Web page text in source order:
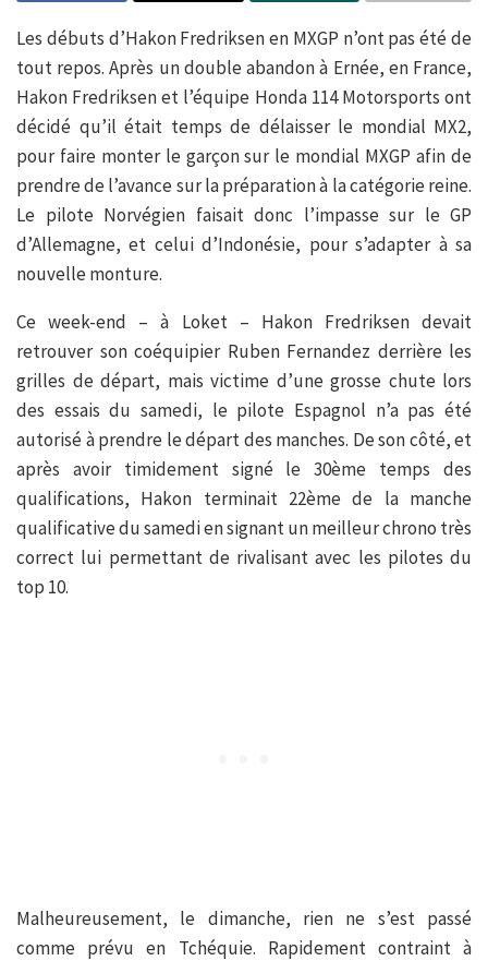
Les débuts d’Hakon Fredriksen en MXGP n’ont pas été de
tout repos. Après un double abandon à Ernée, en France,
Hakon Fredriksen et l’équipe Honda 114 Motorsports ont
décidé qu’il était temps de délaisser le mondial MX2,
pour faire monter le garçon sur le mondial MXGP afin de
prendre de l’avance sur la préparation à la catégorie reine.
Le pilote Norvégien faisait donc l’impasse sur le GP
d’Allemagne, et celui d’Indonésie, pour s’adapter à sa
nouvelle monture.
Ce week-end – à Loket – Hakon Fredriksen devait
retrouver son coéquipier Ruben Fernandez derrière les
grilles de départ, mais victime d’une grosse chute lors
des essais du samedi, le pilote Espagnol n’a pas été
autorisé à prendre le départ des manches. De son côté, et
après avoir timidement signé le 30ème temps des
qualifications, Hakon terminait 22ème de la manche
qualificative du samedi en signant un meilleur chrono très
correct lui permettant de rivalisant avec les pilotes du
top 10.
Malheureusement, le dimanche, rien ne s’est passé
comme prévu en Tchéquie. Rapidement contraint à